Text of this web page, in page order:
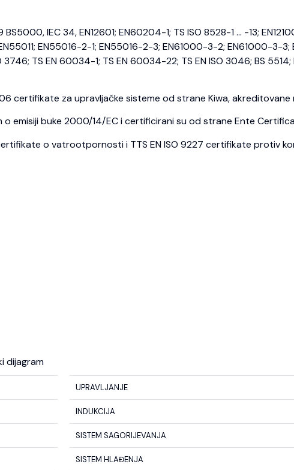
IEC 34, EN12601; EN60204-1; TS ISO 8528-1 … -13;
EN55016-2-1; EN55016-2-3; EN61000-3-2; EN61000-3-
TS EN 60034-1; TS EN 60034-22; TS EN ISO 3046; BS 5514;
certifikate za upravljačke sisteme od strane Kiwa,
emisiji buke 2000/14/EC i certificirani su od strane Ente
o vatrootpornosti i TTS EN ISO 9227 certifikate protiv
dijagram
UPRAVLJANJE
INDUKCIJA
SISTEM SAGORIJEVANJA
SISTEM HLAĐENJA